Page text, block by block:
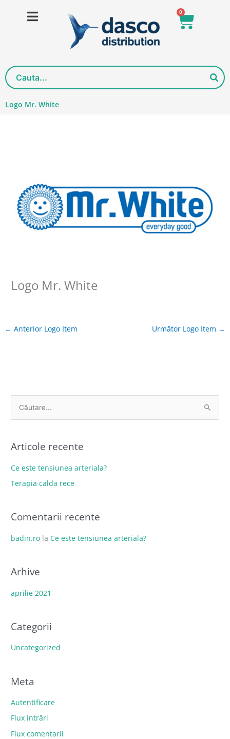
0
Cart
Logo Mr. White
Logo Mr. White
← Anterior Logo Item Următor Logo Item →
ă
t
a
e
n
u
Articole recente
Ce este tensiunea arteriala?
Terapia calda rece
Comentarii recente
badin.ro laCe este tensiunea arteriala?
Arhive
aprilie 2021
Categorii
Uncategorized
Meta
Autentificare
Flux intrări
Flux comentarii